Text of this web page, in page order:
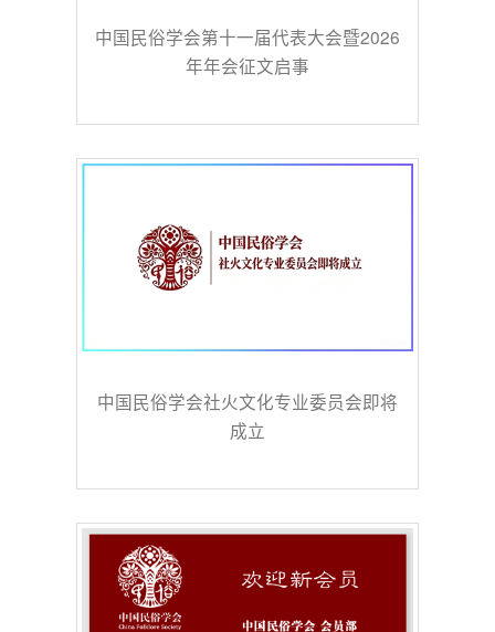
中国民俗学会第十一届代表大会暨2026
年年会征文启事
中国民俗学会社火文化专业委员会即将
成立